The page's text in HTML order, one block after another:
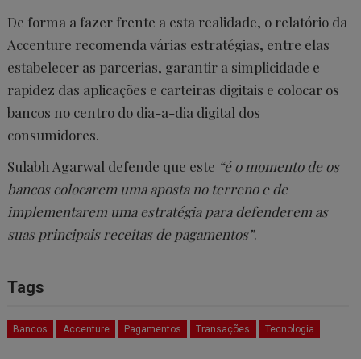
De forma a fazer frente a esta realidade, o relatório da
Accenture recomenda várias estratégias, entre elas
estabelecer as parcerias, garantir a simplicidade e
rapidez das aplicações e carteiras digitais e colocar os
bancos no centro do dia-a-dia digital dos
consumidores.
Sulabh Agarwal defende que este “é o momento de os
bancos colocarem uma aposta no terreno e de
implementarem uma estratégia para defenderem as
suas principais receitas de pagamentos”.
Tags
Bancos Accenture Pagamentos Transações Tecnologia